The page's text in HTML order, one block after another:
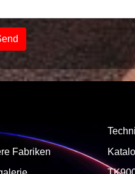
Fabriken